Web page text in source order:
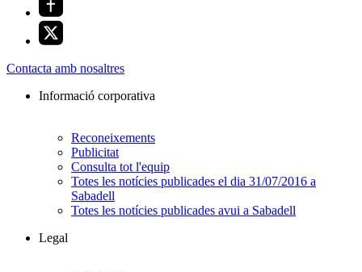
Contacta amb nosaltres
Informació corporativa
Reconeixements
Publicitat
Consulta tot l'equip
Totes les notícies publicades el dia 31/07/2016 a
Sabadell
Totes les notícies publicades avui a Sabadell
Legal